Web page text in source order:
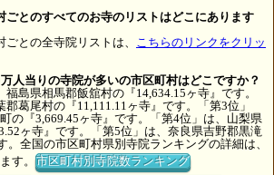
ごとのすべてのお寺のリストはどこにあります
ごとの全寺院リストは、 こちらのリンクをクリッ
人当りの寺院が多いの市区町村はどこですか？
福島県相馬郡飯舘村の『14,634.15ヶ寺』です。
郡葛尾村の『11,111.11ヶ寺』です。「第3位」
の『3,669.45ヶ寺』です。「第4位」は、山梨県
ヶ寺』です。「第5位」は、奈良県吉野郡黒滝
。全国の市区町村県別寺院ランキングの詳細は、
す。市区町村別寺院数ランキング